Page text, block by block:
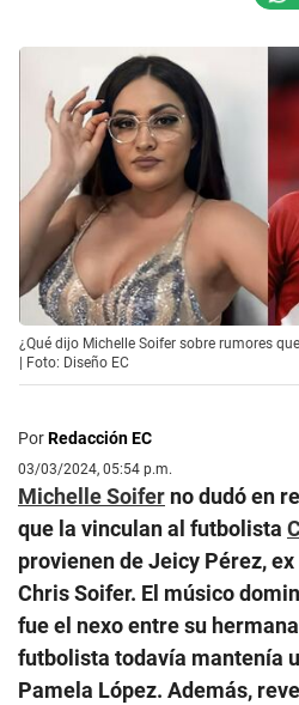
¿Qué dijo Michelle Soifer sobre rumores
| Foto: Diseño EC
PorRedacción EC
03/03/2024, 05:54 p.m.
Michelle Soifer no dudó en
que la vinculan al futbolista
provienen de Jeicy Pérez,
Chris Soifer. El músico
fue el nexo entre su
futbolista todavía mantenía
Pamela López. Además,